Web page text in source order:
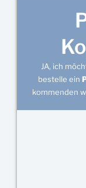
JA, ich
bestelle ein
kommenden